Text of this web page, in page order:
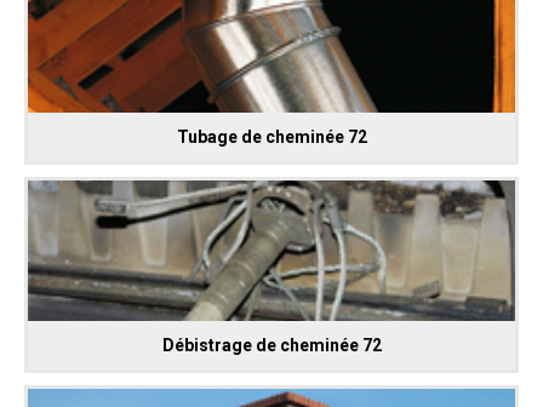
Tubage de cheminée 72
Débistrage de cheminée 72